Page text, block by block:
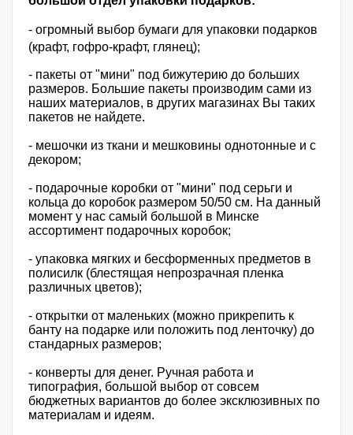
- огромный выбор бумаги для упаковки подарков
(крафт, гофро-крафт, глянец);
- пакеты от "мини" под бижутерию до больших
размеров. Большие пакеты производим сами из
наших материалов, в других магазинах Вы таких
пакетов не найдете.
- мешочки из ткани и мешковины однотонные и с
декором;
- подарочные коробки от "мини" под серьги и
кольца до коробок размером 50/50 см. На данный
момент у нас самый большой в Минске
ассортимент подарочных коробок;
- упаковка мягких и бесформенных предметов в
полисилк (блестящая непрозрачная пленка
различных цветов);
- открытки от маленьких (можно прикрепить к
банту на подарке или положить под ленточку) до
стандарных размеров;
- конверты для денег. Ручная работа и
типография, большой выбор от совсем
бюджетных вариантов до более эксклюзивных по
материалам и идеям.